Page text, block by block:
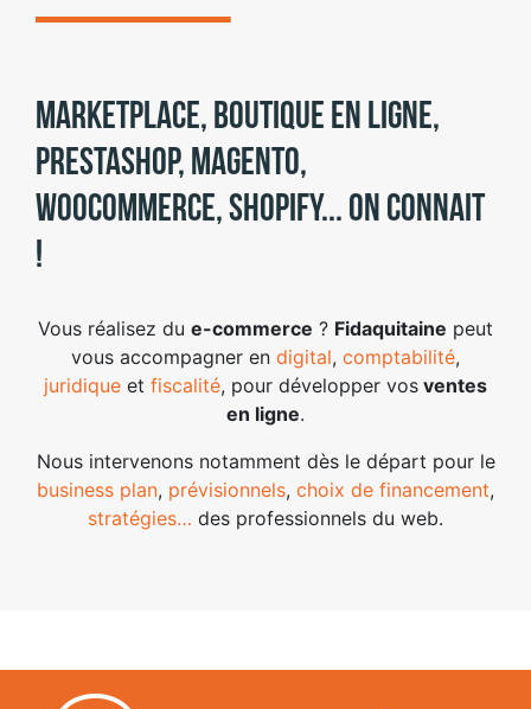
Marketplace, boutique en ligne,
Prestashop, Magento,
WooCommerce, Shopify... on connait
!
Vous réalisez du e-commerce ? Fidaquitaine peut
vous accompagner en digital, comptabilité,
juridique et fiscalité, pour développer vos ventes
en ligne.
Nous intervenons notamment dès le départ pour le
business plan, prévisionnels, choix de financement,
stratégies… des professionnels du web.